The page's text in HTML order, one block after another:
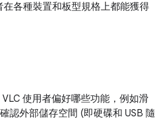
在各種裝置和板型規格上都能獲得
使用者偏好哪些功能，例如滑
認外部儲存空間 (即硬碟和 USB 隨